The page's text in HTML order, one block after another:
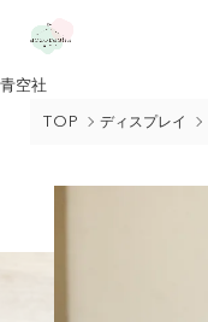
青空社
TOP ディスプレイ